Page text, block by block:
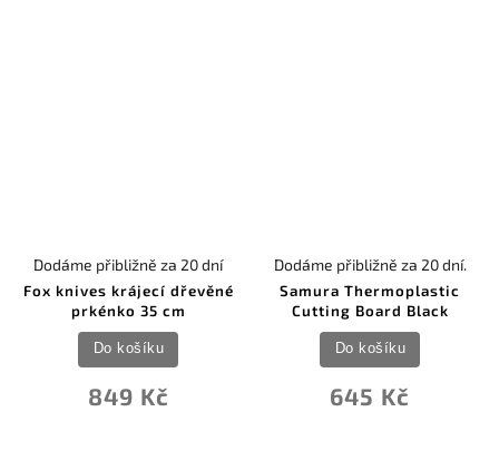
Fox knives krájecí dřevěné
prkénko 35 cm
Dodáme přibližně za 20 dní
849 Kč
Do košíku
Samura Thermoplastic
Cutting Board Black
Dodáme přibližně za 20 dní.
645 Kč
Do košíku